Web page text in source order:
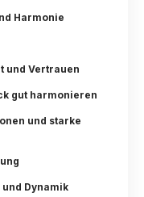
Harmonie
und Vertrauen
gut harmonieren
und starke
Dynamik